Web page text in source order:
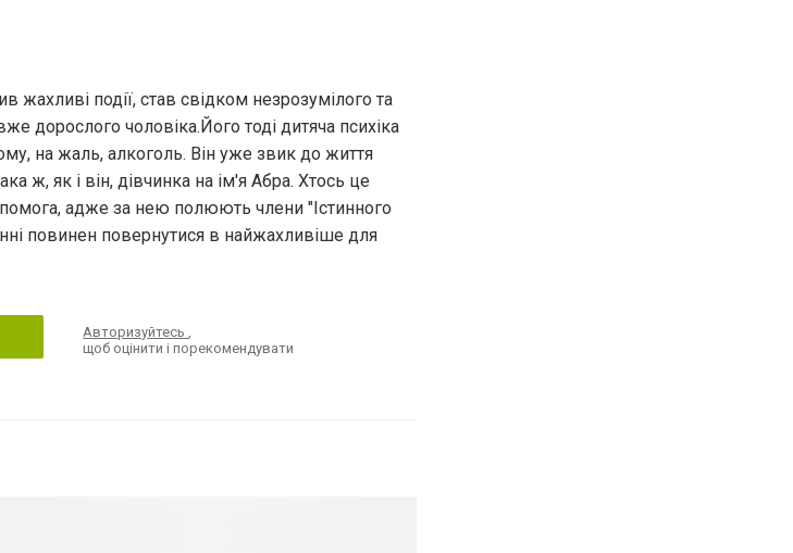
жахливі події, став свідком незрозумілого та
дорослого чоловіка.Його тоді дитяча психіка
на жаль, алкоголь. Він уже звик до життя
ж, як і він, дівчинка на ім'я Абра. Хтось це
адже за нею полюють члени "Істинного
повинен повернутися в найжахливіше для
Авторизуйтесь
щоб оцінити і порекомендувати